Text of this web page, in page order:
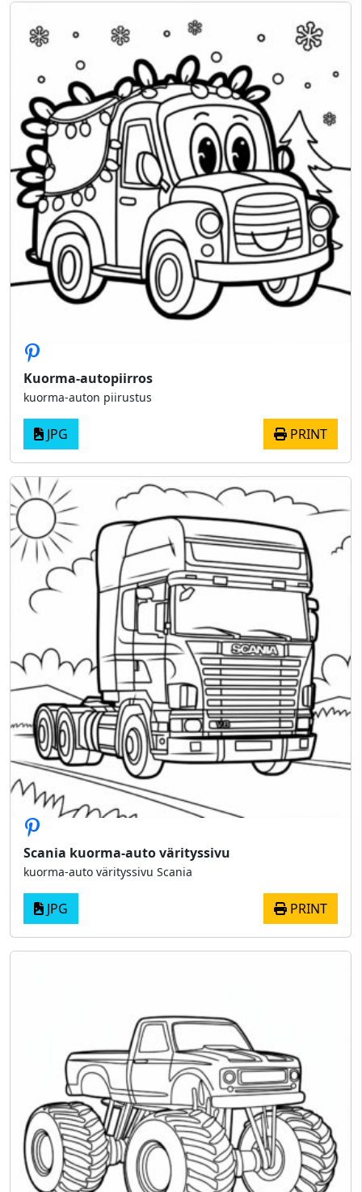
Kuorma-autopiirros
kuorma-auton piirustus
JPG PRINT
Scania kuorma-auto värityssivu
kuorma-auto värityssivu Scania
JPG PRINT